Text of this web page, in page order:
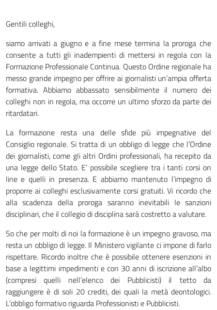
Gentili colleghi,
siamo arrivati a giugno e a fine mese termina la proroga che
consente a tutti gli inadempienti di mettersi in regola con la
Formazione Professionale Continua. Questo Ordine regionale ha
messo grande impegno per offrire ai giornalisti un’ampia offerta
formativa. Abbiamo abbassato sensibilmente il numero dei
colleghi non in regola, ma occorre un ultimo sforzo da parte dei
ritardatari.
La formazione resta una delle sfide più impegnative del
Consiglio regionale. Si tratta di un obbligo di legge che l’Ordine
dei giornalisti, come gli altri Ordini professionali, ha recepito da
una legge dello Stato. E’ possibile scegliere tra i tanti corsi on
line e quelli in presenza. E abbiamo mantenuto l’impegno di
proporre ai colleghi esclusivamente corsi gratuiti. Vi ricordo che
alla scadenza della proroga saranno inevitabili le sanzioni
disciplinari, che il collegio di disciplina sarà costretto a valutare.
So che per molti di noi la formazione è un impegno gravoso, ma
resta un obbligo di legge. Il Ministero vigilante ci impone di farlo
rispettare. Ricordo inoltre che è possibile ottenere esenzioni in
base a legittimi impedimenti e con 30 anni di iscrizione all’albo
(compresi quelli nell’elenco dei Pubblicisti) il tetto da
raggiungere è di soli 20 crediti, dei quali la metà deontologici.
L’obbligo formativo riguarda Professionisti e Pubblicisti.